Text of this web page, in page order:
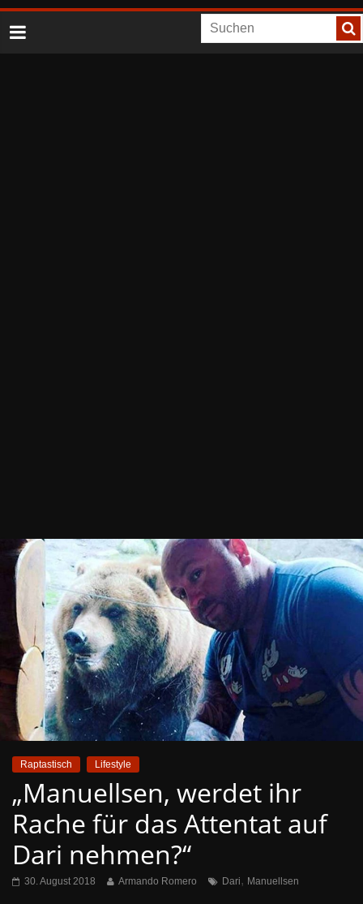
Raptastisch Lifestyle
„Manuellsen, werdet ihr
Rache für das Attentat auf
Dari nehmen?“
30. August 2018 Armando Romero Dari, Manuellsen